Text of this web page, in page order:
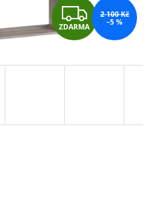
Z
D
A
ZDARMA
2 100 Kč
–5 %